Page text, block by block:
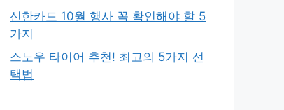
신한카드 10월 행사 꼭 확인해야 할 5
가지
스노우 타이어 추천! 최고의 5가지 선
택법